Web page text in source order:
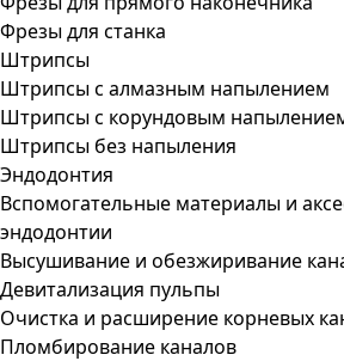
Фрезы для станка
Штрипсы
Штрипсы c алмазным напылением
Штрипсы c корундовым
Штрипсы без напыления
Эндодонтия
Вспомогательные материалы и
эндодонтии
Высушивание и обезжиривание
Девитализация пульпы
Очистка и расширение корневых
Пломбирование каналов